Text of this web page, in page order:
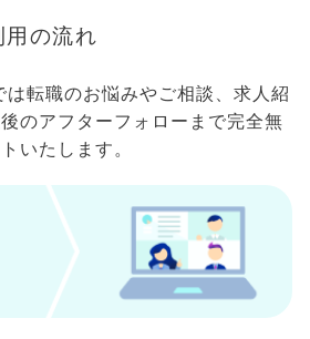
用の流れ
転職のお悩みやご相談、求人紹
のアフターフォローまで完全無
いたします。